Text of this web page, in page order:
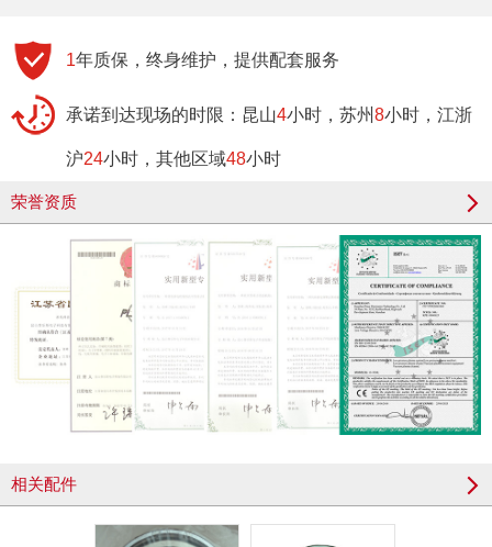
1年质保，终身维护，提供配套服务
承诺到达现场的时限：昆山4小时，苏州8小时，江浙
沪24小时，其他区域48小时
荣誉资质
相关配件